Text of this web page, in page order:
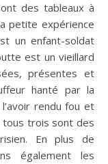
des tableaux à
petite expérience
un enfant-soldat
est un vieillard
présentes et
hanté par la
rendu fou et
tous trois sont des
En plus de
également les